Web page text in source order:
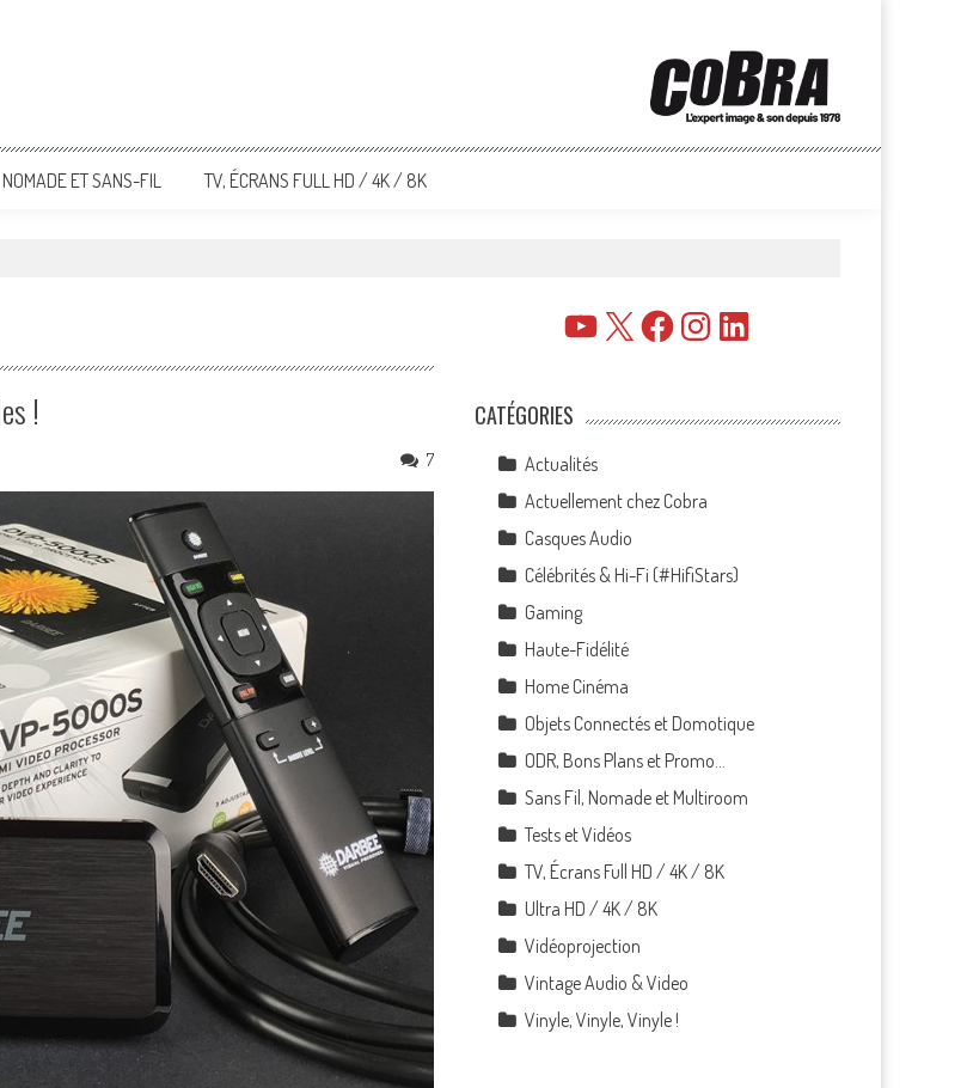
NOMADE ET SANS-FIL TV, ÉCRANS FULL HD / 4K / 8K
!
7
YouTube
X FacebookInstagramLinkedIn
CATÉGORIES
Actualités
Actuellement chez Cobra
Casques Audio
Célébrités & Hi-Fi (#HifiStars)
Gaming
Haute-Fidélité
Home Cinéma
Objets Connectés et Domotique
ODR, Bons Plans et Promo…
Sans Fil, Nomade et Multiroom
Tests et Vidéos
TV, Écrans Full HD / 4K / 8K
Ultra HD / 4K / 8K
Vidéoprojection
Vintage Audio & Video
Vinyle, Vinyle, Vinyle !